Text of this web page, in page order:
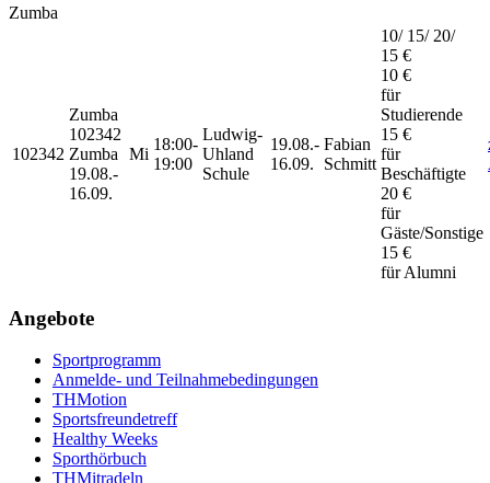
Zumba
102342
Zumba
102342
Zumba
19.08.-
16.09.
Mi
18:00-
19:00
Ludwig-
Uhland
Schule
19.08.-
16.09.
Fabian
Schmitt
10/ 15/ 20/
15 €
10 €
für
Studierende
15 €
für
Beschäftigte
20 €
für
Gäste/Sonstige
15 €
für Alumni
Angebote
Sportprogramm
Anmelde- und Teilnahmebedingungen
THMotion
Sportsfreundetreff
Healthy Weeks
Sporthörbuch
THMitradeln